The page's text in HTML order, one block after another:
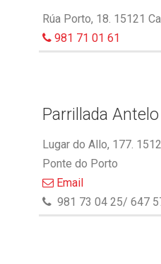
Rúa Porto, 18. 15121
981 71 01 61
Parrillada Antelo
Lugar do Allo, 177.
Ponte do Porto
Email
981 73 04 25/ 647